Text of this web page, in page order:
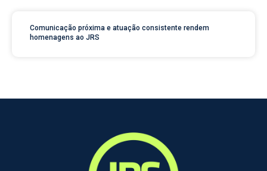
Comunicação próxima e atuação consistente rendem
homenagens ao JRS